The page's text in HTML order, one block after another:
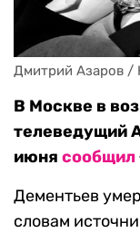
Дмитрий Азаров /
В Москве в
телеведущий
июня сообщил
Дементьев
словам